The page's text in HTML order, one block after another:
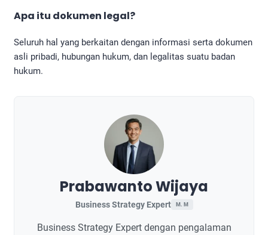
Apa itu dokumen legal?
Seluruh hal yang berkaitan dengan informasi serta dokumen
asli pribadi, hubungan hukum, dan legalitas suatu badan
hukum.
Prabawanto Wijaya
Business Strategy Expert M. M
Business Strategy Expert dengan pengalaman